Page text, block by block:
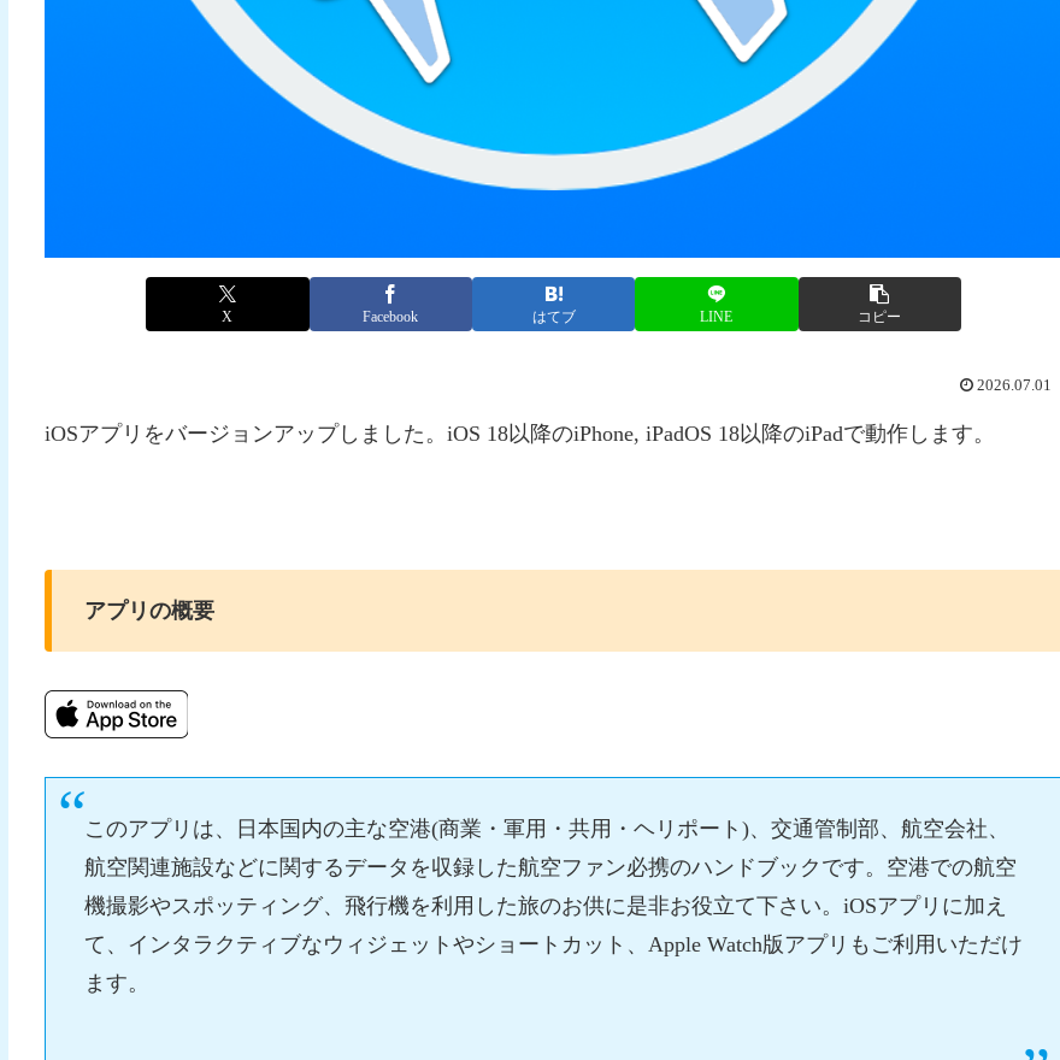
X Facebook はてブ LINE コピー
2026.07.01
iOSアプリをバージョンアップしました。iOS 18以降のiPhone, iPadOS 18以降のiPadで動作します。
アプリの概要
このアプリは、日本国内の主な空港(商業・軍用・共用・ヘリポート)、交通管制部、航空会社、
航空関連施設などに関するデータを収録した航空ファン必携のハンドブックです。空港での航空
機撮影やスポッティング、飛行機を利用した旅のお供に是非お役立て下さい。iOSアプリに加え
て、インタラクティブなウィジェットやショートカット、Apple Watch版アプリもご利用いただけ
ます。